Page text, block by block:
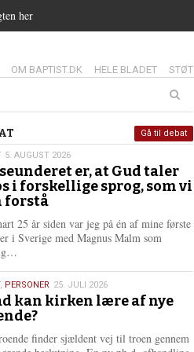
her
14.0:
OM BAPTIST.DK 15.0:
HELE BLADET 16.0:
STØT
5. AUGUST 2026
er, at Gud taler
i forskellige sprog, som vi
forstå
25 år siden var jeg på én af mine første
i Sverige med Magnus Malm som
s
m
e
r
e
, PERSONER 25. JULI 2026
kan kirken lære af nye
finder sjældent vej til troen gennem
Gå til debat